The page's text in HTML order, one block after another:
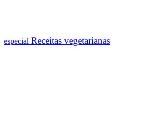
especial Receitas vegetarianas